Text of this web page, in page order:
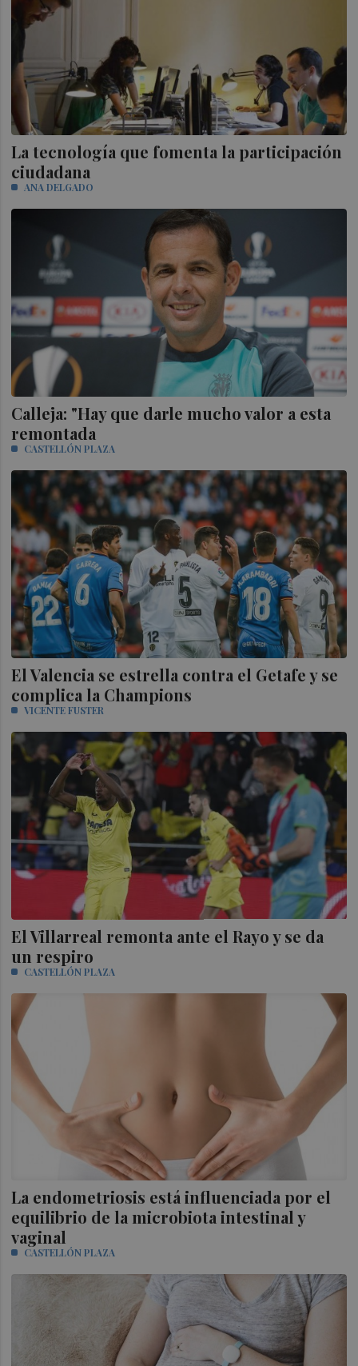
La tecnología que fomenta la participación
ciudadana
ANA DELGADO
Calleja: "Hay que darle mucho valor a esta
remontada
CASTELLÓN PLAZA
El Valencia se estrella contra el Getafe y se
complica la Champions
VICENTE FUSTER
El Villarreal remonta ante el Rayo y se da
un respiro
CASTELLÓN PLAZA
La endometriosis está influenciada por el
equilibrio de la microbiota intestinal y
vaginal
CASTELLÓN PLAZA